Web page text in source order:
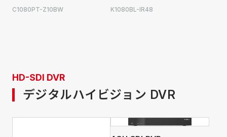
C1080PT-Z10BW K1080BL-IR48
HD-SDI DVR
デジタルハイビジョン DVR